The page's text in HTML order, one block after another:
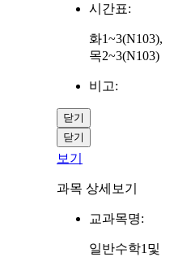
시간표:
화1~3(N103),
목2~3(N103)
비고:
닫기
닫기
보기
과목 상세보기
교과목명:
일반수학1및